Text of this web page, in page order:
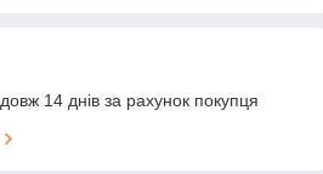
14 днів за рахунок покупця